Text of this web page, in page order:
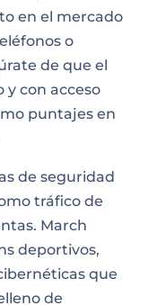
en el mercado
o
de que el
y con acceso
puntajes en
de seguridad
tráfico de
March
deportivos,
que
de